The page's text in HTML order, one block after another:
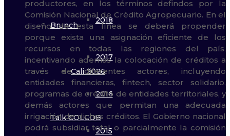
2018
2017
2016
2015
Brunch
Cali 2026
Talk COLCOB